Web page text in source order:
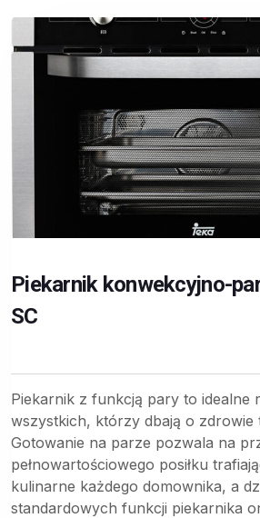
Piekarnik konwekcyjno-
SC
Piekarnik z funkcją pary to idealne
wszystkich, którzy dbają o zdrowie
Gotowanie na parze pozwala na
pełnowartościowego posiłku
kulinarne każdego domownika, a
standardowych funkcji piekarnika